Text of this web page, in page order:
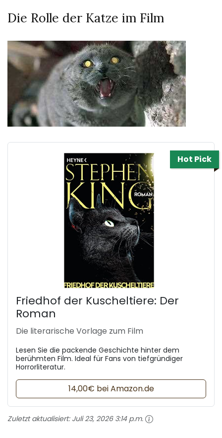
Die Rolle der Katze im Film
Hot Pick
Friedhof der Kuscheltiere: Der
Roman
Die literarische Vorlage zum Film
Lesen Sie die packende Geschichte hinter dem
berühmten Film. Ideal für Fans von tiefgründiger
Horrorliteratur.
14,00€ bei Amazon.de
Zuletzt aktualisiert: Juli 23, 2026 3:14 p.m.